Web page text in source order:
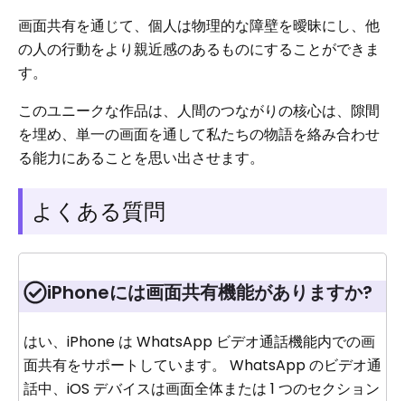
画面共有を通じて、個人は物理的な障壁を曖昧にし、他
の人の行動をより親近感のあるものにすることができま
す。
このユニークな作品は、人間のつながりの核心は、隙間
を埋め、単一の画面を通して私たちの物語を絡み合わせ
る能力にあることを思い出させます。
よくある質問
iPhoneには画面共有機能がありますか?
はい、iPhone は WhatsApp ビデオ通話機能内での画
面共有をサポートしています。 WhatsApp のビデオ通
話中、iOS デバイスは画面全体または 1 つのセクション